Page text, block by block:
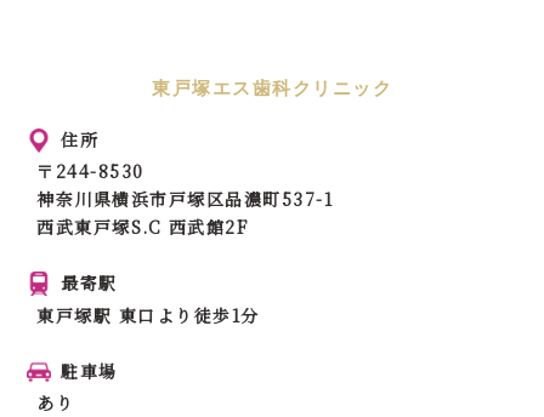
東戸塚エス歯科クリニック
住所
〒244-8530
神奈川県横浜市戸塚区品濃町537-1
西武東戸塚S.C 西武館2F
最寄駅
東戸塚駅 東口より徒歩1分
駐車場
あり